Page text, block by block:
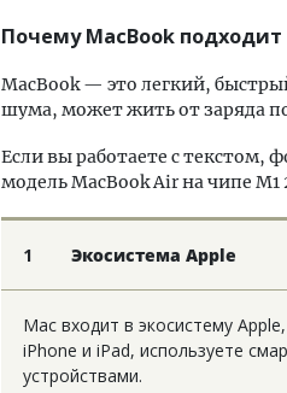
Почему MacBook
MacBook — это легкий,
шума, может жить от заряда
Если вы работаете с текстом,
модель MacBook Air на чипе M1
1 Экосистема Apple
Mac входит в экосистему
iPhone и iPad, используете
устройствами.